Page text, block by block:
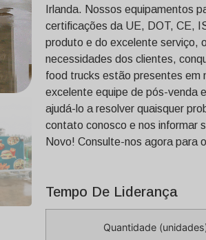
Irlanda. Nossos equipamentos
certificações da UE, DOT, CE,
produto e do excelente serviço,
necessidades dos clientes,
food trucks estão presentes em
excelente equipe de pós-venda
ajudá-lo a resolver quaisquer
contato conosco e nos informar
Novo! Consulte-nos agora para
Tempo De Liderança
Quantidade